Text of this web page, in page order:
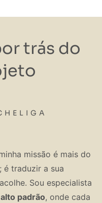
trás do
missão é mais do
é traduzir a sua
Sou especialista
padrão, onde cada